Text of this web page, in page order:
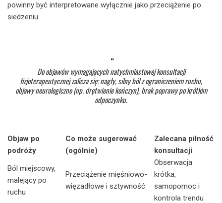
powinny być interpretowane wyłącznie jako przeciążenie po
siedzeniu.
Do objawów wymagających natychmiastowej konsultacji
fizjoterapeutycznej zalicza się: nagły, silny ból z ograniczeniem ruchu,
objawy neurologiczne (np. drętwienie kończyn), brak poprawy po krótkim
odpoczynku.
Objaw po
podróży
Co może sugerować
(ogólnie)
Zalecana pilność
konsultacji
Ból miejscowy,
malejący po
ruchu
Przeciążenie mięśniowo-
więzadłowe i sztywność
Obserwacja
krótka,
samopomoc i
kontrola trendu